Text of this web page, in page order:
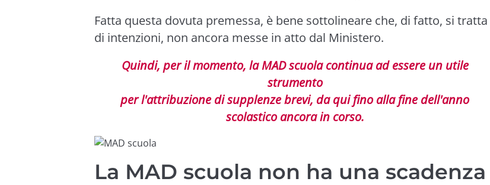
Fatta questa dovuta premessa, è bene sottolineare che, di fatto, si tratta
di intenzioni, non ancora messe in atto dal Ministero.
Quindi, per il momento, la MAD scuola continua ad essere un utile
strumento
per l'attribuzione di supplenze brevi, da qui fino alla fine dell'anno
scolastico ancora in corso.
La MAD scuola non ha una scadenza